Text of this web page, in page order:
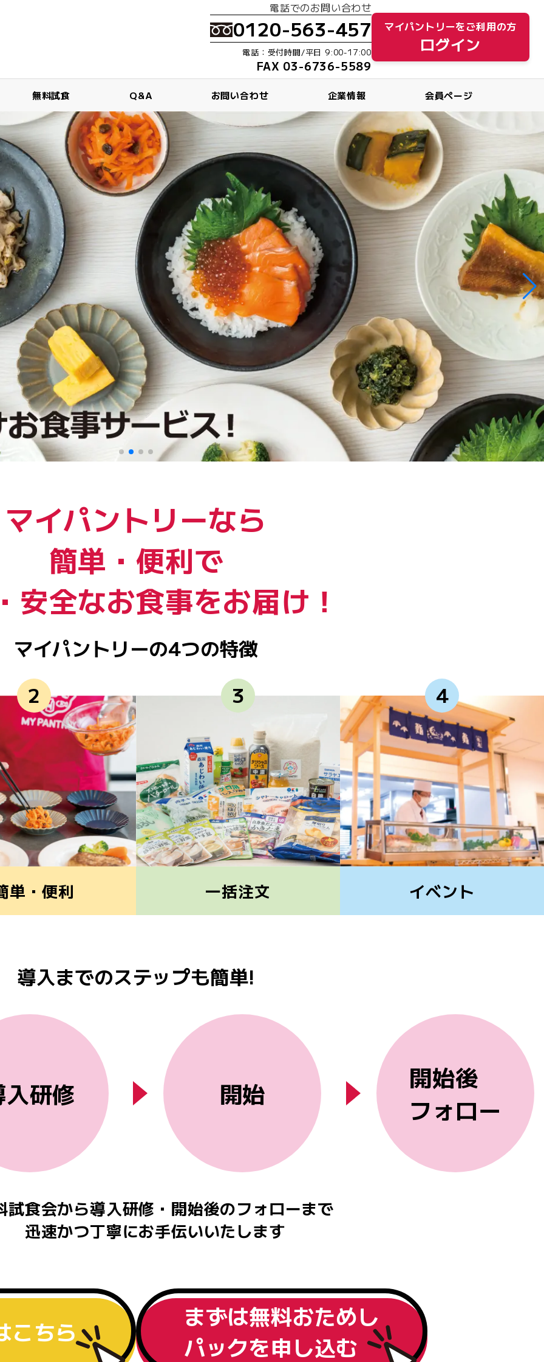
電話でのお問い合わせ
0120-563-457
電話：受付時間/平日 9:00-17:00
FAX 03-6736-5589
マイパントリーをご利用の方
ログイン
無料試食 Q&A お問い合わせ 企業情報 会員ページ
マイパントリーなら
簡単・便利で
安全なお食事をお届け！
マイパントリーの4つの特徴
2
単・便利
3
一括注文
4
イベント
導入までのステップも簡単!
研修 開始
開始後
フォロー
会から導入研修・開始後のフォローまで
速かつ丁寧にお手伝いいたします
こちら
まずは無料おためし
パックを申し込む